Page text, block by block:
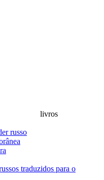
livros
russo
traduzidos para o